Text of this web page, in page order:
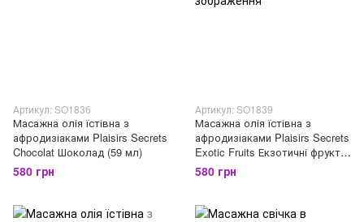
Артикул: SO1836
Масажна олія їстівна з
афродизіаками Plaisirs Secrets
Chocolat Шоколад (59 мл)
580 грн
Артикул: SO1839
Масажна олія їстівна з
афродизіаками Plaisirs Secrets
Exotic Fruits Екзотичні фрукти
(59 мл)
580 грн